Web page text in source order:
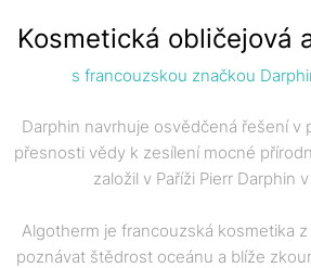
Kosmetická obličejová
s francouzskou značkou
Darphin navrhuje osvědčená řešení v
přesnosti vědy k zesílení mocné
založil v Paříži Pierr Darphin
Algotherm je francouzská kosmetika
poznávat štědrost oceánu a blíže